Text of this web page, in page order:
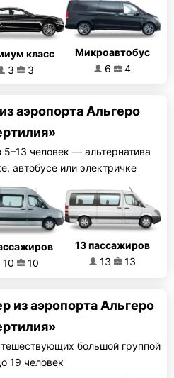
класс
3
3
Микроавтобус
6
4
аэропорта Альгеро
человек — альтернатива
автобусе или электричке
10
10
13 пассажиров
13
13
из аэропорта Альгеро
большой группой
19 человек